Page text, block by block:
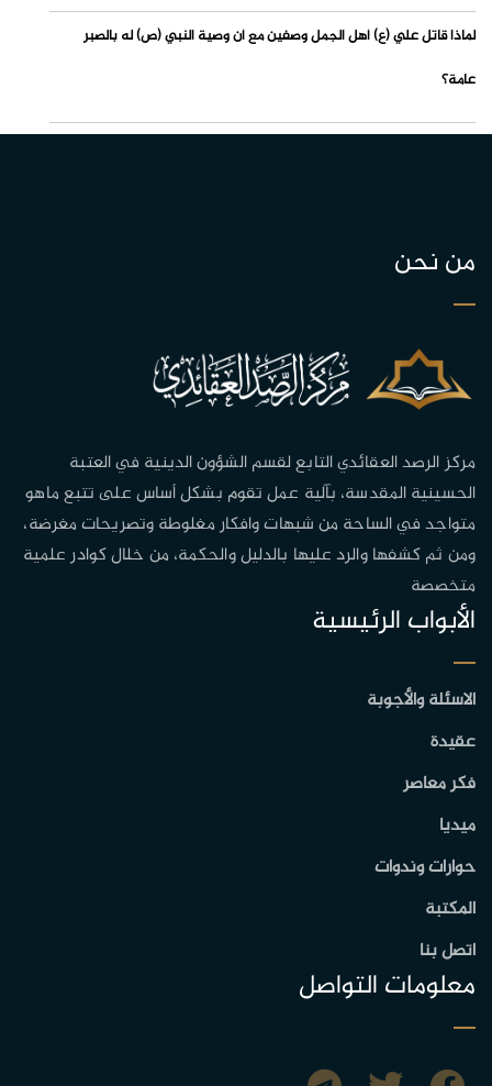
لماذا قاتل علي (ع) أهل الجمل وصفين مع أن وصية النبي (ص) له بالصبر
عامة؟
من نحن
مركز الرصد العقائدي التابع لقسم الشؤون الدينية في العتبة
الحسينية المقدسة، بآلية عمل تقوم بشكل أساس على تتبع ماهو
متواجد في الساحة من شبهات وافكار مغلوطة وتصريحات مغرضة،
ومن ثم كشفها والرد عليها بالدليل والحكمة، من خلال كوادر علمية
متخصصة
الأبواب الرئيسية
الاسئلة والأجوبة
عقيدة
فكر معاصر
ميديا
حوارات وندوات
المكتبة
اتصل بنا
معلومات التواصل